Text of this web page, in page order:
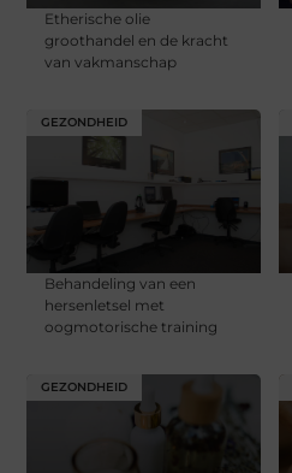
Etherische olie
groothandel en de kracht
van vakmanschap
GEZONDHEID
Behandeling van een
hersenletsel met
oogmotorische training
GEZONDHEID